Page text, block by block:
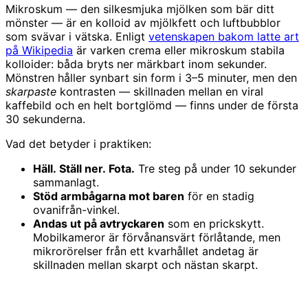
Mikroskum — den silkesmjuka mjölken som bär ditt
mönster — är en kolloid av mjölkfett och luftbubblor
som svävar i vätska. Enligt vetenskapen bakom latte art
på Wikipedia är varken crema eller mikroskum stabila
kolloider: båda bryts ner märkbart inom sekunder.
Mönstren håller synbart sin form i 3–5 minuter, men den
skarpaste kontrasten — skillnaden mellan en viral
kaffebild och en helt bortglömd — finns under de första
30 sekunderna.
Vad det betyder i praktiken:
Häll. Ställ ner. Fota. Tre steg på under 10 sekunder
sammanlagt.
Stöd armbågarna mot baren för en stadig
ovanifrån-vinkel.
Andas ut på avtryckaren som en prickskytt.
Mobilkameror är förvånansvärt förlåtande, men
mikrorörelser från ett kvarhållet andetag är
skillnaden mellan skarpt och nästan skarpt.